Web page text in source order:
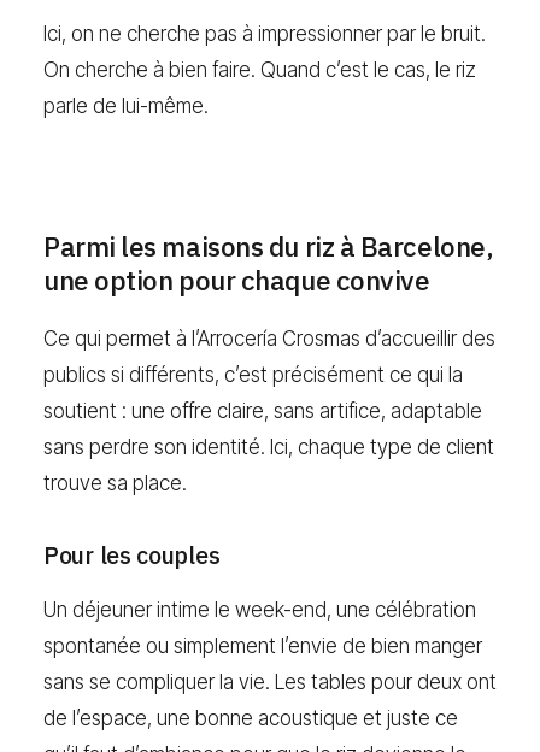
Ici, on ne cherche pas à impressionner par le bruit.
On cherche à bien faire. Quand c’est le cas, le riz
parle de lui-même.
Parmi les maisons du riz à Barcelone,
une option pour chaque convive
Ce qui permet à l’Arrocería Crosmas d’accueillir des
publics si différents, c’est précisément ce qui la
soutient : une offre claire, sans artifice, adaptable
sans perdre son identité. Ici, chaque type de client
trouve sa place.
Pour les couples
Un déjeuner intime le week-end, une célébration
spontanée ou simplement l’envie de bien manger
sans se compliquer la vie. Les tables pour deux ont
de l’espace, une bonne acoustique et juste ce